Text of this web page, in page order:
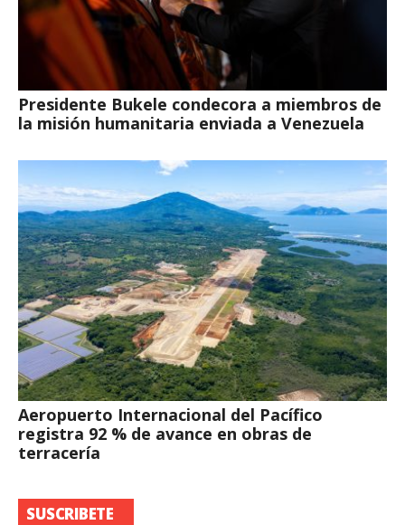
Presidente Bukele condecora a miembros de
la misión humanitaria enviada a Venezuela
Aeropuerto Internacional del Pacífico
registra 92 % de avance en obras de
terracería
SUSCRIBETE